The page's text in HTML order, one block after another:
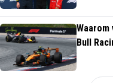
Bull